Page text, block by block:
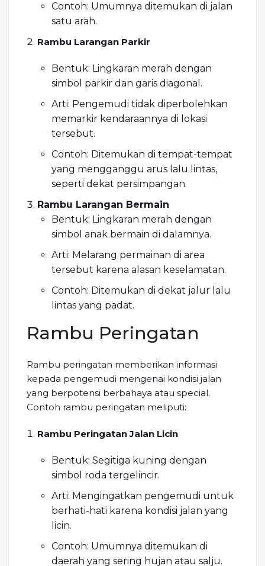
Contoh: Umumnya ditemukan di jalan
satu arah.
Rambu Larangan Parkir
Bentuk: Lingkaran merah dengan
simbol parkir dan garis diagonal.
Arti: Pengemudi tidak diperbolehkan
memarkir kendaraannya di lokasi
tersebut.
Contoh: Ditemukan di tempat-tempat
yang mengganggu arus lalu lintas,
seperti dekat persimpangan.
Rambu Larangan Bermain
Bentuk: Lingkaran merah dengan
simbol anak bermain di dalamnya.
Arti: Melarang permainan di area
tersebut karena alasan keselamatan.
Contoh: Ditemukan di dekat jalur lalu
lintas yang padat.
Rambu Peringatan
Rambu peringatan memberikan informasi
kepada pengemudi mengenai kondisi jalan
yang berpotensi berbahaya atau special.
Contoh rambu peringatan meliputi:
Rambu Peringatan Jalan Licin
Bentuk: Segitiga kuning dengan
simbol roda tergelincir.
Arti: Mengingatkan pengemudi untuk
berhati-hati karena kondisi jalan yang
licin.
Contoh: Umumnya ditemukan di
daerah yang sering hujan atau salju.